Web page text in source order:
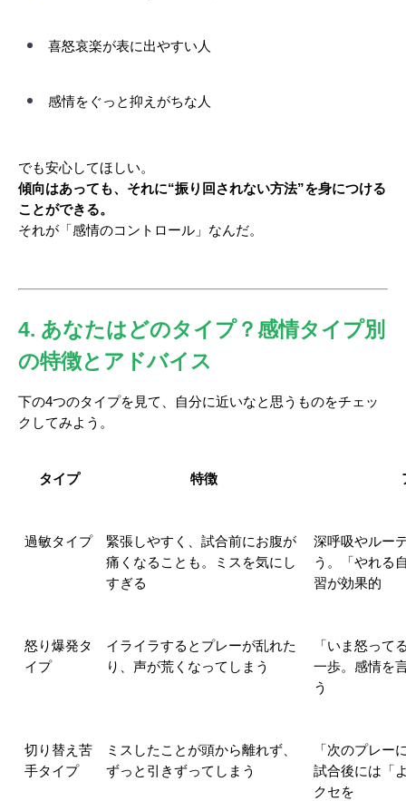
喜怒哀楽が表に出やすい人
感情をぐっと抑えがちな人
でも安心してほしい。
傾向はあっても、それに“振り回されない方法”を身につける
ことができる。
それが「感情のコントロール」なんだ。
4. あなたはどのタイプ？感情タイプ別
の特徴とアドバイス
下の4つのタイプを見て、自分に近いなと思うものをチェッ
クしてみよう。
タイプ 特徴
過敏タイプ
緊張しやすく、試合前にお腹が
痛くなることも。ミスを気にし
すぎる
深呼吸やルー
う。「やれる
習が効果的
怒り爆発タ
イプ
イライラするとプレーが乱れた
り、声が荒くなってしまう
「いま怒って
一歩。感情を
う
切り替え苦
手タイプ
ミスしたことが頭から離れず、
ずっと引きずってしまう
「次のプレー
試合後には「
クセを